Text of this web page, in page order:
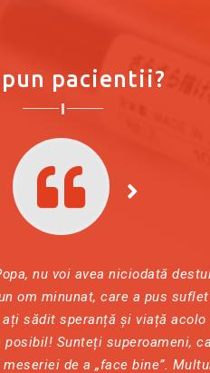
pacientii?
nu voi avea niciodată
om minunat, care a pus
sădit speranță și viață acolo
Sunteți superoameni,
de a „face bine”.